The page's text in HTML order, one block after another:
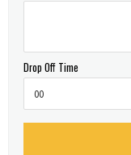
Drop Off Time